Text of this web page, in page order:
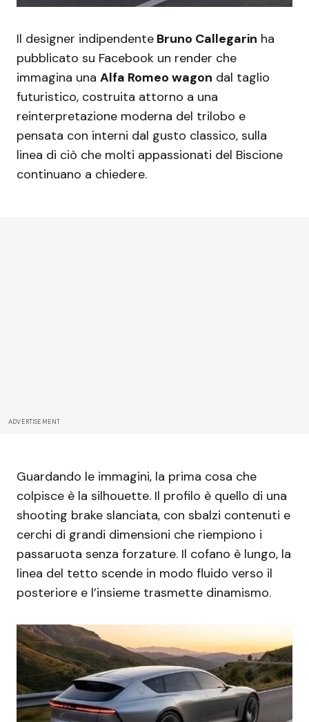
Il designer indipendente Bruno Callegarin ha
pubblicato su Facebook un render che
immagina una Alfa Romeo wagon dal taglio
futuristico, costruita attorno a una
reinterpretazione moderna del trilobo e
pensata con interni dal gusto classico, sulla
linea di ciò che molti appassionati del Biscione
continuano a chiedere.
ADVERTISEMENT
Guardando le immagini, la prima cosa che
colpisce è la silhouette. Il profilo è quello di una
shooting brake slanciata, con sbalzi contenuti e
cerchi di grandi dimensioni che riempiono i
passaruota senza forzature. Il cofano è lungo, la
linea del tetto scende in modo fluido verso il
posteriore e l’insieme trasmette dinamismo.